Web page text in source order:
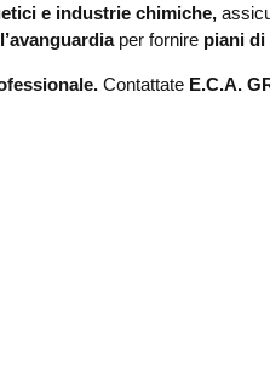
e industrie chimiche,
per fornire piani di
Contattate E.C.A.